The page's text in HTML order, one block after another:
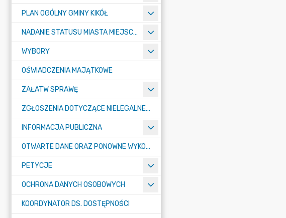
PLAN OGÓLNY GMINY KIKÓŁ
NADANIE STATUSU MIASTA MIEJSCOWOŚCI KIKÓŁ
WYBORY
OŚWIADCZENIA MAJĄTKOWE
ZAŁATW SPRAWĘ
ZGŁOSZENIA DOTYCZĄCE NIELEGALNEGO SPALANIA ODPADÓW
INFORMACJA PUBLICZNA
OTWARTE DANE ORAZ PONOWNE WYKORZYSTANIE INFORMACJI SEKTORA PUBLICZNEGO
PETYCJE
OCHRONA DANYCH OSOBOWYCH
KOORDYNATOR DS. DOSTĘPNOŚCI